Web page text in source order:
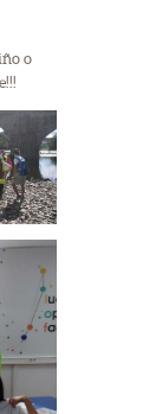
o